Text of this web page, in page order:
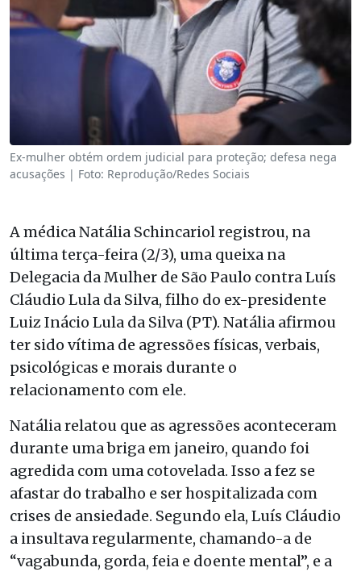
Ex-mulher obtém ordem judicial para proteção; defesa nega
acusações | Foto: Reprodução/Redes Sociais
A médica Natália Schincariol registrou, na
última terça-feira (2/3), uma queixa na
Delegacia da Mulher de São Paulo contra Luís
Cláudio Lula da Silva, filho do ex-presidente
Luiz Inácio Lula da Silva (PT). Natália afirmou
ter sido vítima de agressões físicas, verbais,
psicológicas e morais durante o
relacionamento com ele.
Natália relatou que as agressões aconteceram
durante uma briga em janeiro, quando foi
agredida com uma cotovelada. Isso a fez se
afastar do trabalho e ser hospitalizada com
crises de ansiedade. Segundo ela, Luís Cláudio
a insultava regularmente, chamando-a de
“vagabunda, gorda, feia e doente mental”, e a